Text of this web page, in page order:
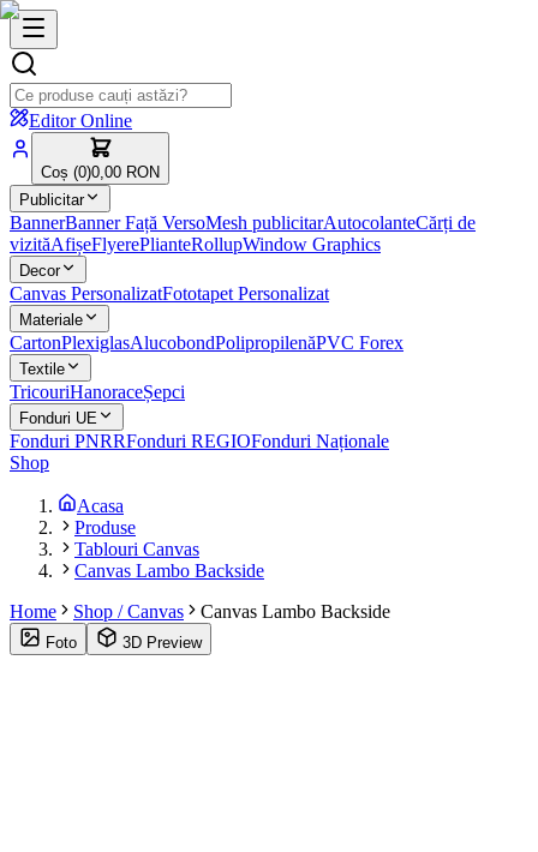
Editor Online
Coș (0)0,00 RON
Publicitar
BannerBanner Față VersoMesh publicitarAutocolanteCărți de
vizităAfișeFlyerePlianteRollupWindow Graphics
Decor
Canvas PersonalizatFototapet Personalizat
Materiale
CartonPlexiglasAlucobondPolipropilenăPVC Forex
Textile
TricouriHanoraceȘepci
Fonduri UE
Fonduri PNRRFonduri REGIOFonduri Naționale
Shop
Acasa
Produse
Tablouri Canvas
Canvas Lambo Backside
Home
Shop / Canvas Canvas Lambo Backside
Foto 3D Preview